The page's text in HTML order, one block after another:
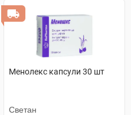
Менолекс капсули 30 шт
Светан